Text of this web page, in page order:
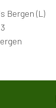
Bergen (L)